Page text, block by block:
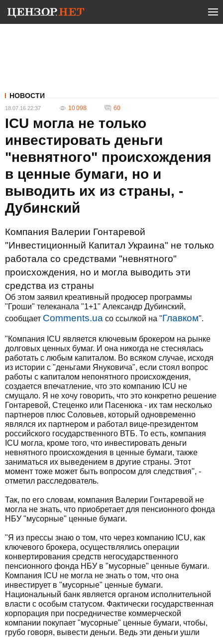
НОВОСТИ
18.07.16 22:37 10 098 60
ICU могла не только
инвестировать деньги
"невнятного" происхождения
в ценные бумаги, но и
выводить их из страны, -
Дубинский
Компания Валерии Гонтаревой
"Инвестиционный Капитал Украина" не только
работала со средствами "невнятного"
происхождения, но и могла выводить эти
средства из страны
Об этом заявил креативный продюсер программы
"Гроши" телеканала "1+1" Александр Дубинский,
сообщает Сomments.ua со ссылкой на "Главком".
"Компания ICU является ключевым брокером на рынке
долговых ценных бумаг. И она никогда не стеснялась
работать с любым капиталом. Во всяком случае, исходя
из истории с "деньгами Януковича", если стоял вопрос
работы с капиталом непонятного происхождения,
создается впечатление, что это компанию ICU не
смущало. Я не хочу говорить, что это конкретно решение
Гонтаревой, Стеценко или Пасенюка - их там несколько
партнеров плюс Соловьев, который одновременно
являлся их партнером и работал вице-президентом
российского государственного ВТБ. То есть, компания
ICU могла, кроме того, что инвестировать деньги
невнятного происхождения в ценные бумаги, также
заниматься их выведением в другие страны. Этот
момент тоже может быть вопросом для следствия", -
отметил расследователь.
Так, по его словам, компания Валерии Гонтаревой не
могла не знать, что приобретает для пенсионного фонда
НБУ "мусорные" ценные бумаги.
"Я из прессы знаю о том, что через компанию ICU, как
ключевого брокера, осуществлялись операции
конвертирования средств негосударственного
пенсионного фонда НБУ в "мусорные" ценные бумаги.
Компания ICU не могла не знать о том, что она
инвестирует в "мусорные" ценные бумаги.
Национальный банк является органом исполнительной
власти с особым статусом. Фактически государственная
корпорация при посредничестве коммерческой
компании покупает "мусорные" ценные бумаги, чтобы,
грубо говоря, вывести деньги. Ведь эти деньги ушли